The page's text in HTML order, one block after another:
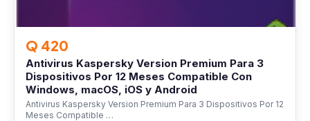
Q 420
Antivirus Kaspersky Version Premium Para 3
Dispositivos Por 12 Meses Compatible Con
Windows, macOS, iOS y Android
Antivirus Kaspersky Version Premium Para 3 Dispositivos Por 12
Meses Compatible …